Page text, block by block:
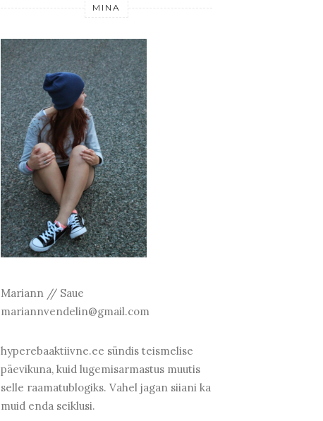
MINA
Mariann // Saue
mariannvendelin@gmail.com
hyperebaaktiivne.ee sündis teismelise
päevikuna, kuid lugemisarmastus muutis
selle raamatublogiks. Vahel jagan siiani ka
muid enda seiklusi.